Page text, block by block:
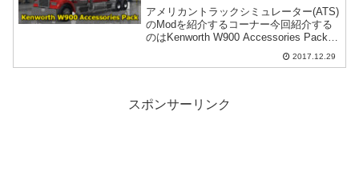
セサリーパック
アメリカントラックシミュレーター(ATS)
のModを紹介するコーナー今回紹介する
のはKenworth W900 Accessories Packで
す。なんと日本の製作者様が作られた
Modです(ﾟдﾟ)！Kenworth W900 Acces...
2017.12.29
スポンサーリンク